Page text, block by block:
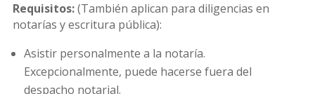
Requisitos:(También aplican para diligencias en
notarías y escritura pública):
Asistir personalmente a la notaría.
Excepcionalmente, puede hacerse fuera del
despacho notarial.